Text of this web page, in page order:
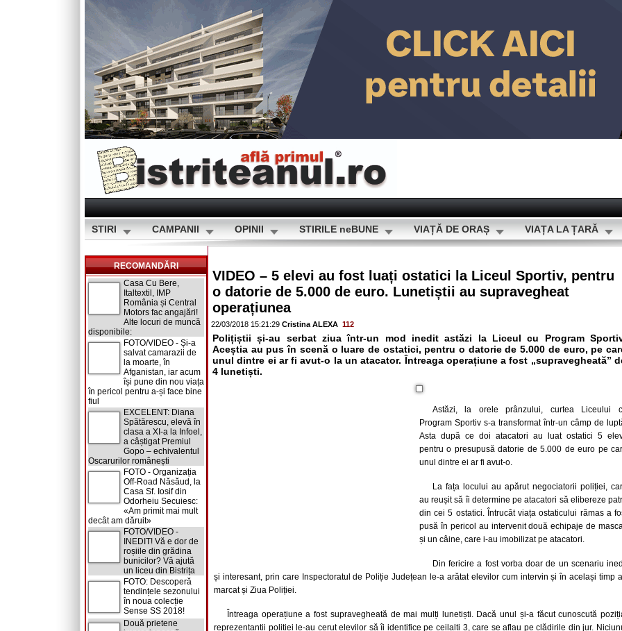
STIRI CAMPANII OPINII STIRILE neBUNE VIAȚĂ DE ORAȘ VIAȚA LA ȚARĂ
RECOMANDĂRI
Casa Cu Bere,
Italtextil, IMP
România și Central
Motors fac angajări!
Alte locuri de muncă
disponibile:
FOTO/VIDEO - Și-a
salvat camarazii de
la moarte, în
Afganistan, iar acum
își pune din nou viața
în pericol pentru a-și face bine
fiul
EXCELENT: Diana
Spătărescu, elevă în
clasa a XI-a la Infoel,
a câștigat Premiul
Gopo – echivalentul
Oscarurilor românești
FOTO - Organizația
Off-Road Năsăud, la
Casa Sf. Iosif din
Odorheiu Secuiesc:
«Am primit mai mult
decât am dăruit»
FOTO/VIDEO -
INEDIT! Vă e dor de
roșiile din grădina
bunicilor? Vă ajută
un liceu din Bistrița
FOTO: Descoperă
tendințele sezonului
în noua colecție
Sense SS 2018!
Două prietene
VIDEO – 5 elevi au fost luați ostatici la Liceul Sportiv, pentru
o datorie de 5.000 de euro. Lunetiștii au supravegheat
operațiunea
22/03/2018 15:21:29 Cristina ALEXA 112
Polițiștii și-au serbat ziua într-un mod inedit astăzi la Liceul cu Program
Aceștia au pus în scenă o luare de ostatici, pentru o datorie de 5.000 de euro, pe
unul dintre ei ar fi avut-o la un atacator. Întreaga operațiune a fost „supravegheată”
4 lunetiști.
Astăzi, la orele prânzului, curtea Liceului
Program Sportiv s-a transformat într-un câmp de
Asta după ce doi atacatori au luat ostatici 5
pentru o presupusă datorie de 5.000 de euro pe
unul dintre ei ar fi avut-o.
La fața locului au apărut negociatorii poliției,
au reușit să îi determine pe atacatori să elibereze
din cei 5 ostatici. Întrucât viața ostaticului rămas a
pusă în pericol au intervenit două echipaje de
și un câine, care i-au imobilizat pe atacatori.
Din fericire a fost vorba doar de un scenariu
și interesant, prin care Inspectoratul de Poliție Județean le-a arătat elevilor cum intervin și în același timp
marcat și Ziua Poliției.
Întreaga operațiune a fost supravegheată de mai mulți lunetiști. Dacă unul și-a făcut cunoscută
reprezentanții poliției le-au cerut elevilor să îi identifice pe ceilalți 3, care se aflau pe clădirile din jur.